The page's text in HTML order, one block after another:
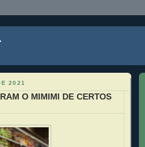
2021
O MIMIMI DE CERTOS